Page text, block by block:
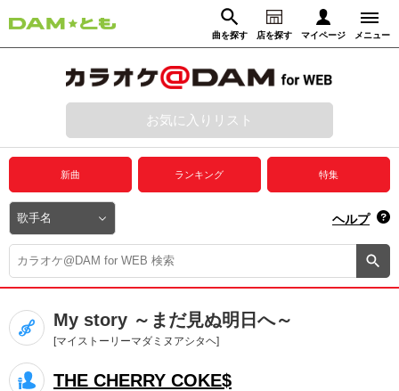
曲を探す 店を探す マイページ メニュー
動画からさがす 録音からさがす
ログイン
プレミアムサービス
DAM★とも動画
DAM★とも録音
カラオケ＠DAM
ユーザー検索
キャンペーン
お気に入りリスト
新曲 ランキング 特集
ヘルプ
My story ～まだ見ぬ明日へ～
[マイストーリーマダミヌアシタヘ]
THE CHERRY COKE$